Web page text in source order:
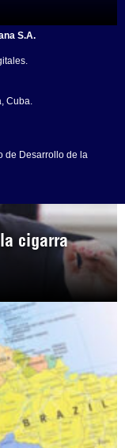
cigarra
S.A.
Cuba.
de Desarrollo de la